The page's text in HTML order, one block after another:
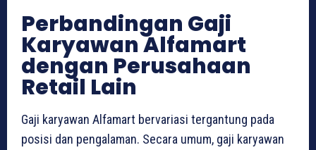
Perbandingan Gaji
Karyawan Alfamart
dengan Perusahaan
Retail Lain
Gaji karyawan Alfamart bervariasi tergantung pada
posisi dan pengalaman. Secara umum, gaji karyawan